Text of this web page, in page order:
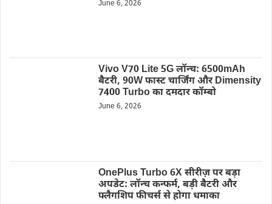
June 6, 2026
Vivo V70 Lite 5G लॉन्च: 6500mAh
बैटरी, 90W फास्ट चार्जिंग और Dimensity
7400 Turbo का दमदार कॉम्बो
June 6, 2026
OnePlus Turbo 6X सीरीज़ पर बड़ा
अपडेट: लॉन्च कन्फर्म, बड़ी बैटरी और
फ्लैगशिप फीचर्स से होगा धमाका